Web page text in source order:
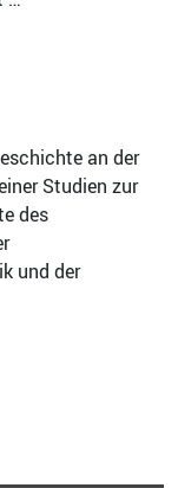
an der
Studien zur
des
und der